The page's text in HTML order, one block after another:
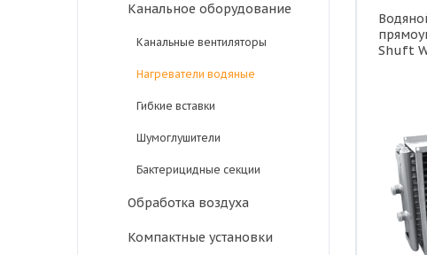
Канальное оборудование
Канальные вентиляторы
Нагреватели водяные
Гибкие вставки
Шумоглушители
Бактерицидные секции
Обработка воздуха
Компактные установки
Shuft